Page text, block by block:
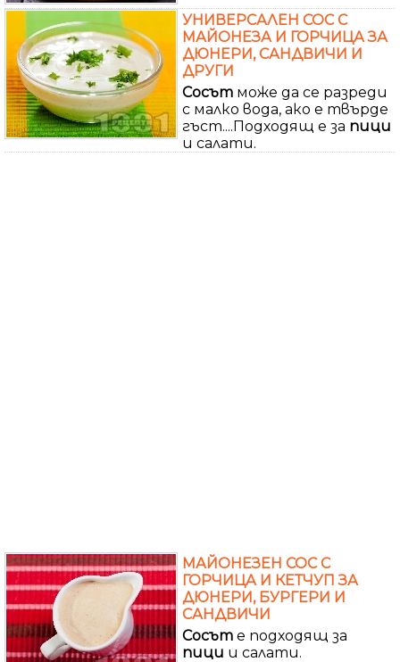
УНИВЕРСАЛЕН СОС С
МАЙОНЕЗА И ГОРЧИЦА ЗА
ДЮНЕРИ, САНДВИЧИ И
ДРУГИ
Сосът може да се разреди
с малко вода, ако е твърде
гъст....Подходящ е за пици
и салати.
МАЙОНЕЗЕН СОС С
ГОРЧИЦА И КЕТЧУП ЗА
ДЮНЕРИ, БУРГЕРИ И
САНДВИЧИ
Сосът е подходящ за
пици и салати.